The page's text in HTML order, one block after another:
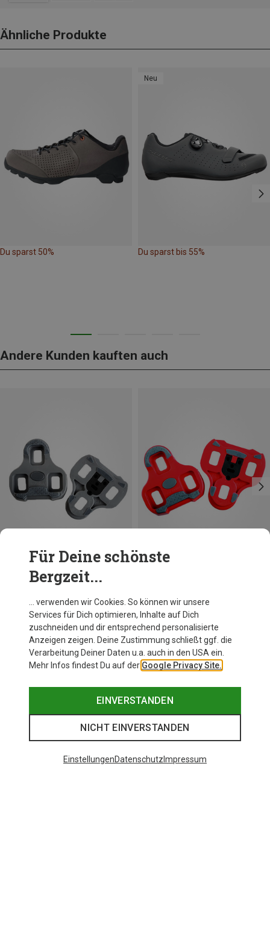
Ähnliche Produkte
Du sparst 50%
Neu
Du sparst bis 55%
Andere Kunden kauften auch
Du sparst 18%
Für Deine schönste
Bergzeit...
… verwenden wir Cookies. So können wir unsere
Services für Dich optimieren, Inhalte auf Dich
zuschneiden und dir entsprechend personalisierte
Anzeigen zeigen. Deine Zustimmung schließt ggf. die
Verarbeitung Deiner Daten u.a. auch in den USA ein.
Mehr Infos findest Du auf der Google Privacy Site.
EINVERSTANDEN
NICHT EINVERSTANDEN
EinstellungenDatenschutz Impressum